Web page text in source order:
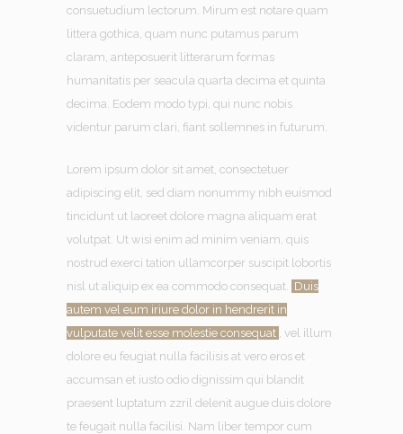
consuetudium lectorum. Mirum est notare quam
littera gothica, quam nunc putamus parum
claram, anteposuerit litterarum formas
humanitatis per seacula quarta decima et quinta
decima. Eodem modo typi, qui nunc nobis
videntur parum clari, fiant sollemnes in futurum.
Lorem ipsum dolor sit amet, consectetuer
adipiscing elit, sed diam nonummy nibh euismod
tincidunt ut laoreet dolore magna aliquam erat
volutpat. Ut wisi enim ad minim veniam, quis
nostrud exerci tation ullamcorper suscipit lobortis
nisl ut aliquip ex ea commodo consequat. Duis
autem vel eum iriure dolor in hendrerit in
vulputate velit esse molestie consequat , vel illum
dolore eu feugiat nulla facilisis at vero eros et
accumsan et iusto odio dignissim qui blandit
praesent luptatum zzril delenit augue duis dolore
te feugait nulla facilisi. Nam liber tempor cum